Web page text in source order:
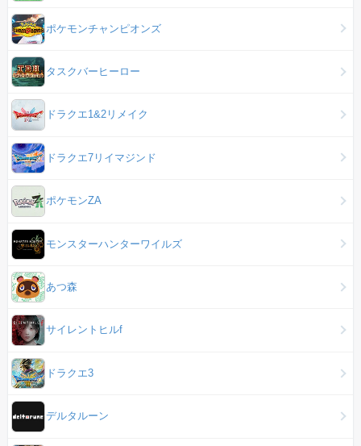
ポケモンチャンピオンズ
タスクバーヒーロー
ドラクエ1&2リメイク
ドラクエ7リイマジンド
ポケモンZA
モンスターハンターワイルズ
あつ森
サイレントヒルf
ドラクエ3
デルタルーン